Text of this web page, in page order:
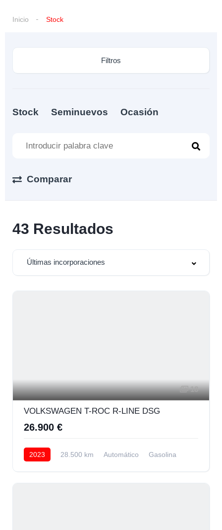
Inicio Stock
Filtros
Stock Seminuevos Ocasión
Comparar
43 Resultados
Últimas incorporaciones
18
VOLKSWAGEN T-ROC R-LINE DSG
26.900 €
2023 28.500 km Automático
Gasolina